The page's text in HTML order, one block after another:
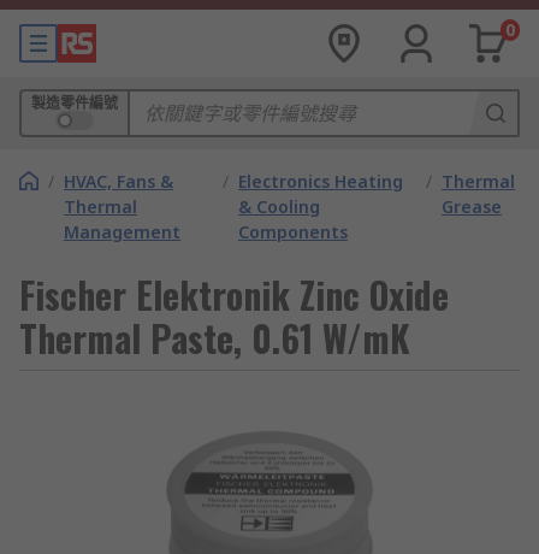
0
製造零件編號
/ HVAC, Fans &
Thermal
Management
/ Electronics Heating
& Cooling
Components
/ Thermal
Grease
Fischer Elektronik Zinc Oxide
Thermal Paste, 0.61 W/mK